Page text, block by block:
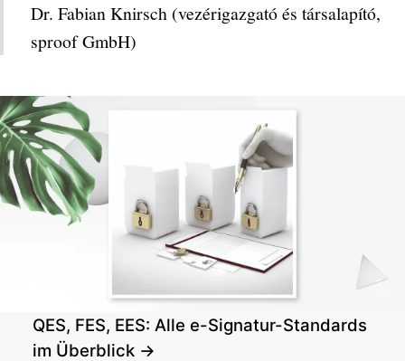
Dr. Fabian Knirsch (vezérigazgató és társalapító,
sproof GmbH)
QES, FES, EES: Alle e-Signatur-Standards
im Überblick →